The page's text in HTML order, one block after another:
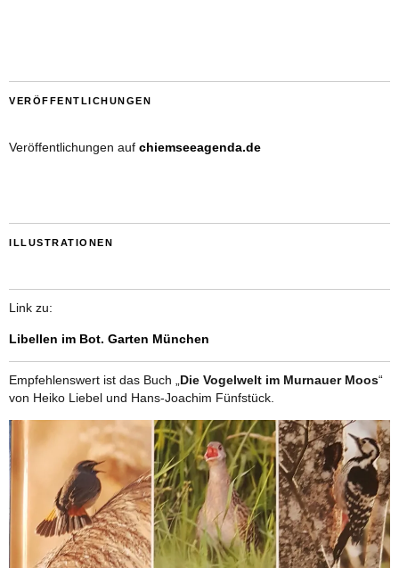
VERÖFFENTLICHUNGEN
Veröffentlichungen auf chiemseeagenda.de
ILLUSTRATIONEN
Link zu:
Libellen im Bot. Garten München
Empfehlenswert ist das Buch „Die Vogelwelt im Murnauer Moos“
von Heiko Liebel und Hans-Joachim Fünfstück.